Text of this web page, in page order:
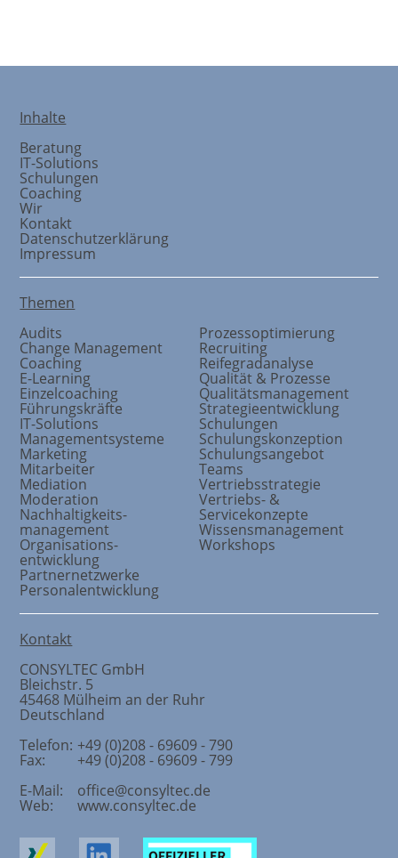
Inhalte
Beratung
IT-Solutions
Schulungen
Coaching
Wir
Kontakt
Datenschutzerklärung
Impressum
Themen
Audits
Change Management
Coaching
E-Learning
Einzelcoaching
Führungskräfte
IT-Solutions
Managementsysteme
Marketing
Mitarbeiter
Mediation
Moderation
Nachhaltigkeits-
management
Organisations-
entwicklung
Partnernetzwerke
Personalentwicklung
Prozessoptimierung
Recruiting
Reifegradanalyse
Qualität & Prozesse
Qualitätsmanagement
Strategieentwicklung
Schulungen
Schulungskonzeption
Schulungsangebot
Teams
Vertriebsstrategie
Vertriebs- &
Servicekonzepte
Wissensmanagement
Workshops
Kontakt
CONSYLTEC GmbH
Bleichstr. 5
45468 Mülheim an der Ruhr
Deutschland
Telefon: +49 (0)208 - 69609 - 790
Fax:
+49 (0)208 - 69609 - 799
E-Mail:
office@consyltec.de
Web: www.consyltec.de